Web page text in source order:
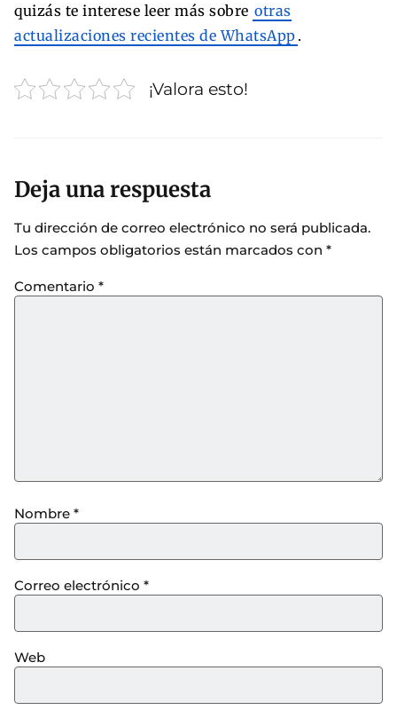
quizás te interese leer más sobre otras
actualizaciones recientes de WhatsApp .
¡Valora esto!
Deja una respuesta
Tu dirección de correo electrónico no será publicada.
Los campos obligatorios están marcados con *
Comentario *
Nombre *
Correo electrónico *
Web